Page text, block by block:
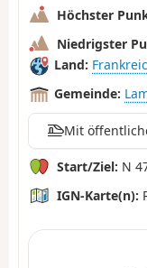
Höchster
Niedrigster
Land:
Gemeinde:
Mit
Start/Ziel: N
IGN-Karte(n):